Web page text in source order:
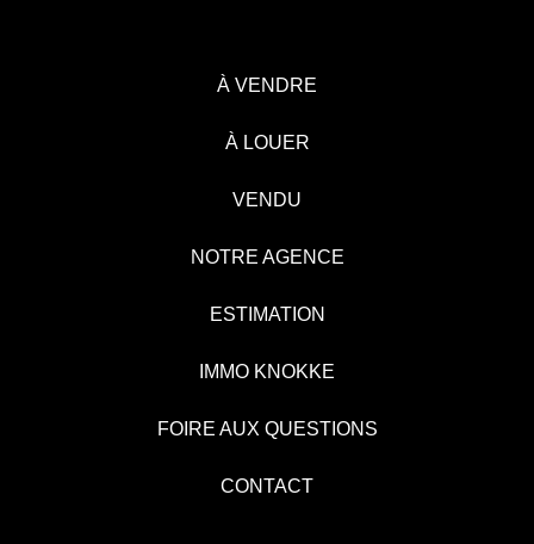
À VENDRE
À LOUER
VENDU
NOTRE AGENCE
ESTIMATION
IMMO KNOKKE
FOIRE AUX QUESTIONS
CONTACT